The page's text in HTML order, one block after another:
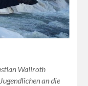
Wallroth
an die